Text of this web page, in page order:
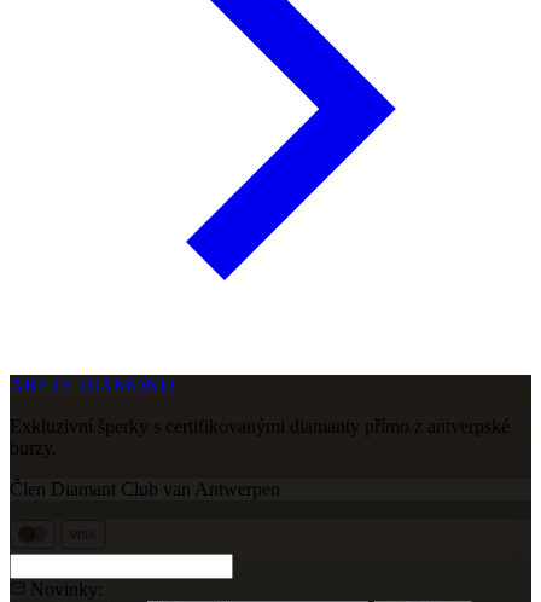
ARETE DIAMOND
Exkluzivní šperky s certifikovanými diamanty přímo z antverpské
burzy.
Člen Diamant Club van Antwerpen
Novinky: